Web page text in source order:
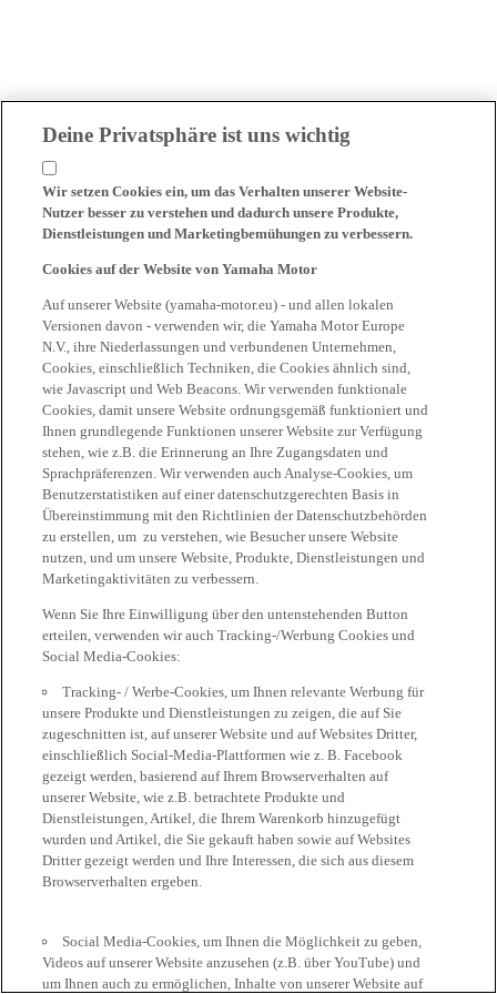
Deine Privatsphäre ist uns wichtig
Wir setzen Cookies ein, um das Verhalten unserer Website-
Nutzer besser zu verstehen und dadurch unsere Produkte,
Dienstleistungen und Marketingbemühungen zu verbessern.
Cookies auf der Website von Yamaha Motor
Auf unserer Website (yamaha-motor.eu) - und allen lokalen
Versionen davon - verwenden wir, die Yamaha Motor Europe
N.V., ihre Niederlassungen und verbundenen Unternehmen,
Cookies, einschließlich Techniken, die Cookies ähnlich sind,
wie Javascript und Web Beacons. Wir verwenden funktionale
Cookies, damit unsere Website ordnungsgemäß funktioniert und
Ihnen grundlegende Funktionen unserer Website zur Verfügung
stehen, wie z.B. die Erinnerung an Ihre Zugangsdaten und
Sprachpräferenzen. Wir verwenden auch Analyse-Cookies, um
Benutzerstatistiken auf einer datenschutzgerechten Basis in
Übereinstimmung mit den Richtlinien der Datenschutzbehörden
zu erstellen, um zu verstehen, wie Besucher unsere Website
nutzen, und um unsere Website, Produkte, Dienstleistungen und
Marketingaktivitäten zu verbessern.
Wenn Sie Ihre Einwilligung über den untenstehenden Button
erteilen, verwenden wir auch Tracking-/Werbung Cookies und
Social Media-Cookies:
Tracking- / Werbe-Cookies, um Ihnen relevante Werbung für
unsere Produkte und Dienstleistungen zu zeigen, die auf Sie
zugeschnitten ist, auf unserer Website und auf Websites Dritter,
einschließlich Social-Media-Plattformen wie z. B. Facebook
gezeigt werden, basierend auf Ihrem Browserverhalten auf
unserer Website, wie z.B. betrachtete Produkte und
Dienstleistungen, Artikel, die Ihrem Warenkorb hinzugefügt
wurden und Artikel, die Sie gekauft haben sowie auf Websites
Dritter gezeigt werden und Ihre Interessen, die sich aus diesem
Browserverhalten ergeben.
Social Media-Cookies, um Ihnen die Möglichkeit zu geben,
Videos auf unserer Website anzusehen (z.B. über YouTube) und
um Ihnen auch zu ermöglichen, Inhalte von unserer Website auf